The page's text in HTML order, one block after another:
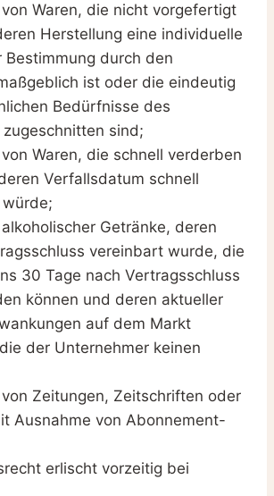
Waren, die nicht vorgefertigt
Herstellung eine individuelle
Bestimmung durch den
ist oder die eindeutig
Bedürfnisse des
sind;
Waren, die schnell verderben
Verfallsdatum schnell
Getränke, deren
vereinbart wurde, die
30 Tage nach Vertragsschluss
können und deren aktueller
auf dem Markt
der Unternehmer keinen
Zeitungen, Zeitschriften oder
Ausnahme von Abonnement-
erlischt vorzeitig bei